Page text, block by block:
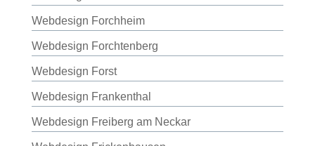
Webdesign Forchheim
Webdesign Forchtenberg
Webdesign Forst
Webdesign Frankenthal
Webdesign Freiberg am Neckar